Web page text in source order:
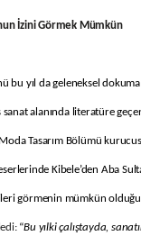
İzini Görmek Mümkün
bu yıl da geleneksel
alanında literatüre
Tasarım Bölümü
Kibele’den Aba
görmenin mümkün
“Bu yılki çalıştayda,